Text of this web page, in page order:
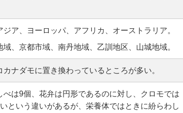
ア、ヨーロッパ、アフリカ、オーストラリア。
、京都市域、南丹地域、乙訓地区、山城地域。
カナダモに置き換わっているところが多い。
は9個、花弁は円形であるのに対し、クロモでは
という違いがあるが、栄養体ではときに紛らわし